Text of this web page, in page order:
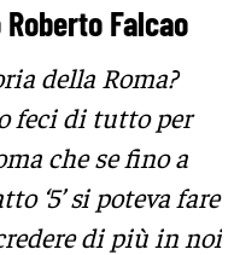
Falcao
della Roma?
feci di tutto per
che se fino a
‘5’ si poteva fare
credere di più in noi